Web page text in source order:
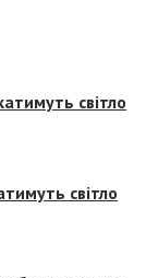
світло
світло